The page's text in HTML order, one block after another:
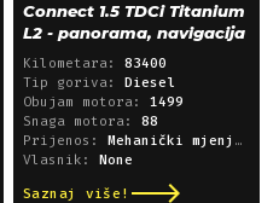
Connect 1.5 TDCi Titanium
L2 - panorama, navigacija
Kilometara: 83400
Tip goriva: Diesel
Obujam motora: 1499
Snaga motora: 88
Prijenos: Mehanički mjenjač
Vlasnik: None
Saznaj više!